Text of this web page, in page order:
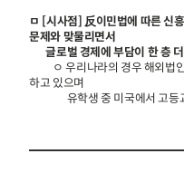
ㅁ [시사점] 反이민법에 따른 신
문제와 맞물리면서
글로벌 경제에 부담이 한 층 더
ㅇ 우리나라의 경우 해외법
하고 있으며
유학생 중 미국에서 고